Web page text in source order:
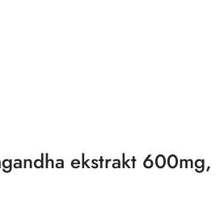
ekstrakt 600mg,